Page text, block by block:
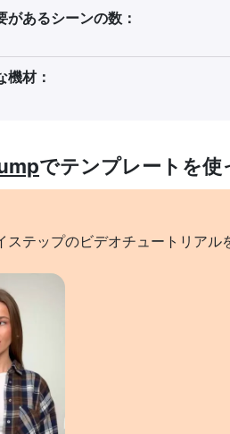
があるシーンの数：
機材：
でテンプレートを
ステップのビデオチュートリア